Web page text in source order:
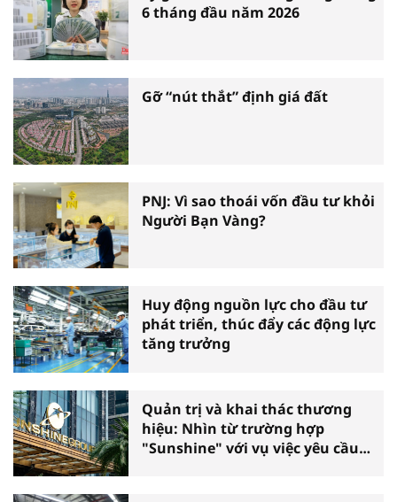
6 tháng đầu năm 2026
Gỡ “nút thắt” định giá đất
PNJ: Vì sao thoái vốn đầu tư khỏi
Người Bạn Vàng?
Huy động nguồn lực cho đầu tư
phát triển, thúc đẩy các động lực
tăng trưởng
Quản trị và khai thác thương
hiệu: Nhìn từ trường hợp
"Sunshine" với vụ việc yêu cầu